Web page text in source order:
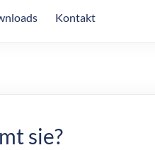
Kontakt
sie?